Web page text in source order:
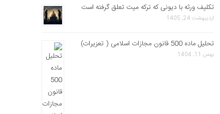
تکلیف ورثه با دیونی که ترکه میت تعلق گرفته است
اردیبهشت 24, 1405
تحلیل ماده 500 قانون مجازات اسلامی ( تعزیرات)
بهمن 11, 1404